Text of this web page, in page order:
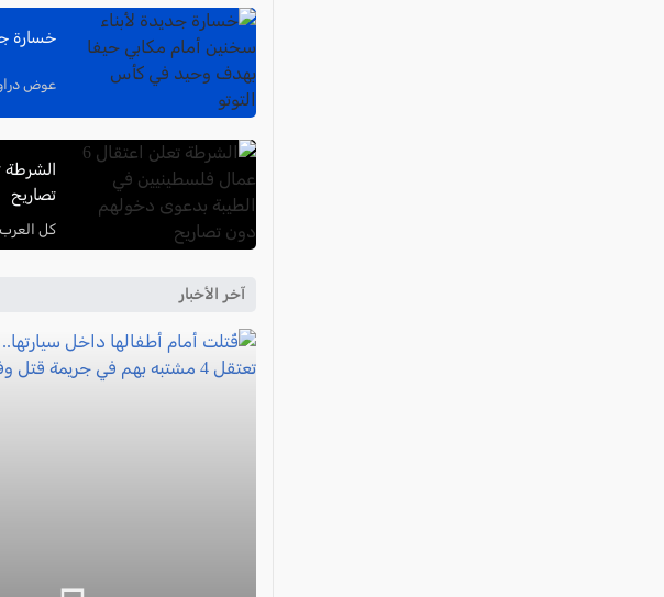
خسارة
عوض دراوشة
تصاريح
كل العرب 10:44 09/08
آخر الأخبار